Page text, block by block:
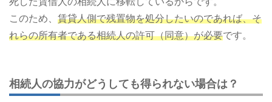
このため、 賃貸人側で残置物を処分したいのであれば、そ
れらの所有者である相続人の許可（同意）が必要です。
相続人の協力がどうしても得られない場合は？